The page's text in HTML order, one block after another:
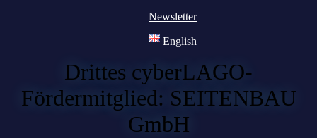
Newsletter
English
Drittes cyberLAGO-
Fördermitglied: SEITENBAU
GmbH